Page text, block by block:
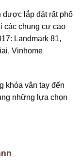
được lắp đặt rất phổ
các chung cư cao
Landmark 81,
Vinhome
khóa vân tay đến
những lựa chọn